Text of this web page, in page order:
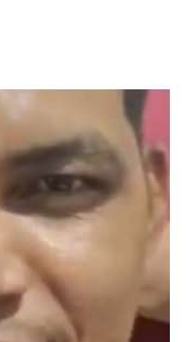
das autoridades para
exigindo o
aos trabalhadores
por essas
possíveis